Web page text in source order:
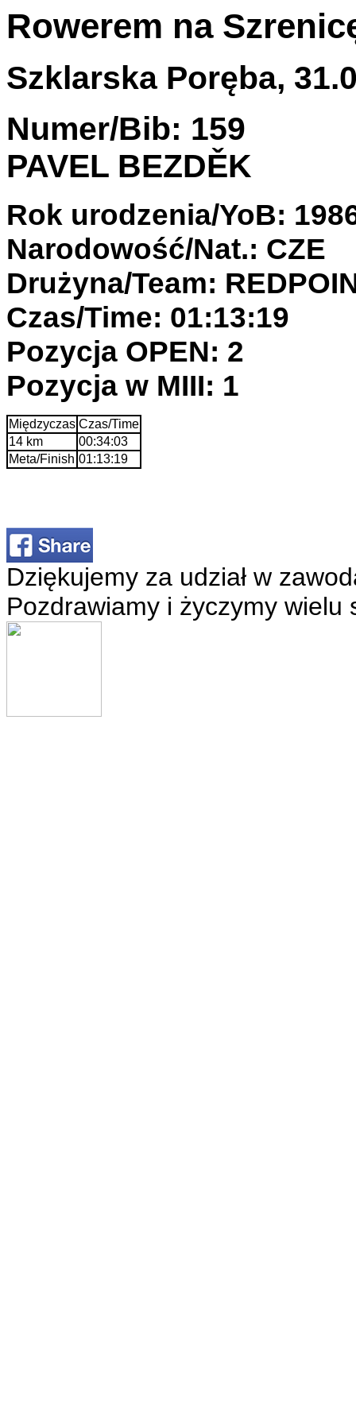
Rowerem na
Szklarska Poręba,
Numer/Bib: 159
PAVEL BEZDĚK
Rok urodzenia/YoB:
Narodowość/Nat.: CZE
Drużyna/Team:
Czas/Time: 01:13:19
Pozycja OPEN: 2
Pozycja w MIII: 1
Międzyczas Czas/Time
14 km
00:34:03
Meta/Finish 01:13:19
Dziękujemy za udział w
Pozdrawiamy i życzymy wielu